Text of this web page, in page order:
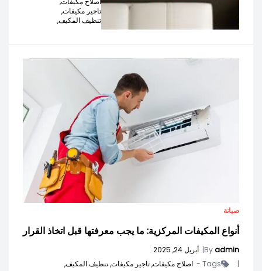
تاجير مكيفات,
تنظيف المكيف,
صيانة
أنواع المكيفات المركزية: ما يجب معرفتها قبل اتخاذ القرار
Byadmin
| أبريل 24, 2025
|
Tags - اصلاح مكيفات,تاجير مكيفات,تنظيف المكيف,